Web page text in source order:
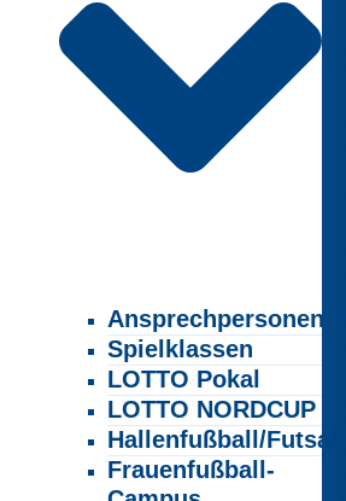
Ansprechpersonen
Spielklassen
LOTTO Pokal
LOTTO NORDCUP
Hallenfußball/Futsal
Frauenfußball-